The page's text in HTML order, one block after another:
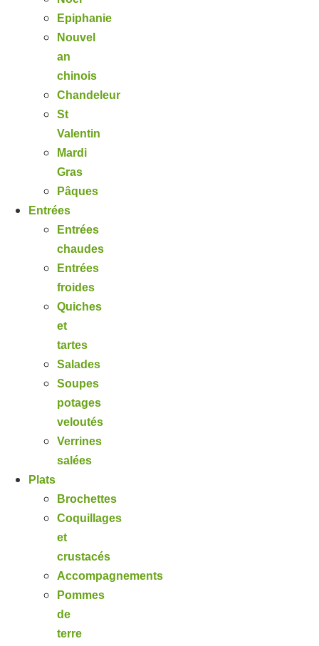
Epiphanie
Nouvel
an
chinois
Chandeleur
St
Valentin
Mardi
Gras
Pâques
Entrées
Entrées
chaudes
Entrées
froides
Quiches
et
tartes
Salades
Soupes
potages
veloutés
Verrines
salées
Plats
Brochettes
Coquillages
et
crustacés
Accompagnements
Pommes
de
terre